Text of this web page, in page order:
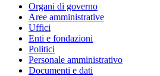
Organi di governo
Aree amministrative
Uffici
Enti e fondazioni
Politici
Personale amministrativo
Documenti e dati